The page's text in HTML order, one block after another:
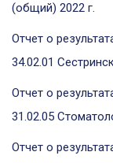
(общий) 2022 г.
Отчет о
34.02.01
Отчет о
31.02.05
Отчет о